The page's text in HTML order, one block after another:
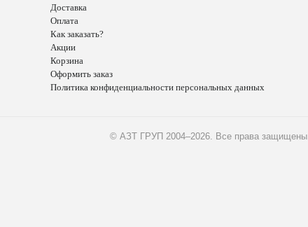
Доставка
Оплата
Как заказать?
Акции
Корзина
Оформить заказ
Политика конфиденциальности персональных данных
© АЗТ ГРУП 2004–2026 . Все права защищены.